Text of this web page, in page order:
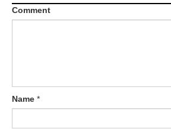
Comment
Name *